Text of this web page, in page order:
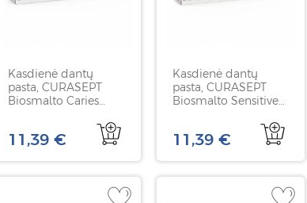
Kasdienė dantų
pasta, CURASEPT
Biosmalto Caries
11,39 €
Kasdienė dantų
pasta, CURASEPT
Biosmalto Sensitive
11,39 €